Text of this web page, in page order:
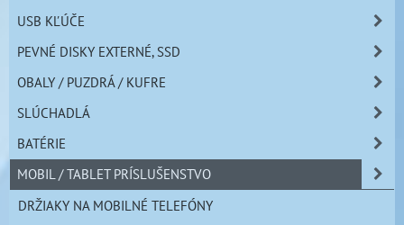
USB KĽÚČE
PEVNÉ DISKY EXTERNÉ, SSD
OBALY / PUZDRÁ / KUFRE
SLÚCHADLÁ
BATÉRIE
MOBIL / TABLET PRÍSLUŠENSTVO
DRŽIAKY NA MOBILNÉ TELEFÓNY